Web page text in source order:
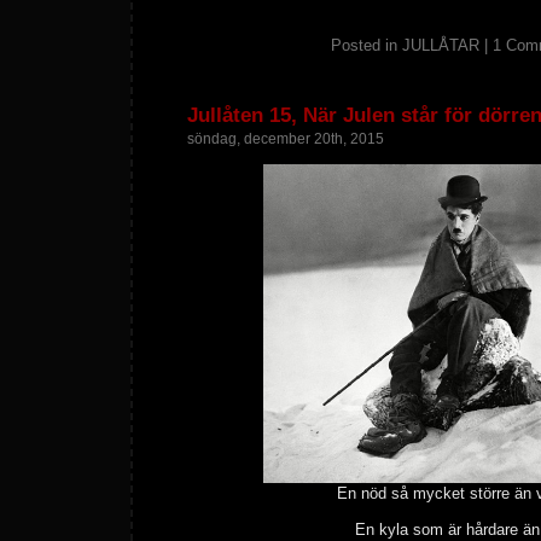
Posted in JULLÅTAR | 1
Jullåten 15, När Julen står för dörren
söndag, december 20th, 2015
En nöd så mycket större än
En kyla som är hårdare